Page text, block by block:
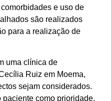
e uso de
são realizados
para a realização de
uma clínica de
Ruiz em Moema,
sejam considerados.
como prioridade.